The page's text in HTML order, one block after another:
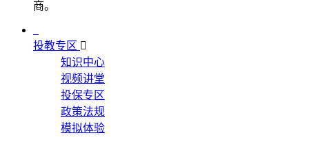
商。
投教专区
知识中心
视频讲堂
投保专区
政策法规
模拟体验